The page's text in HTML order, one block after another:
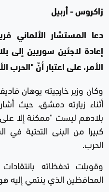
زاكروس - أربيل
دعا المستشار الألماني
إعادة لاجئين سوريين إلى
الأمر، على اعتبار أنّ
وكان وزير خارجيته يوهان
أثناء زيارته دمشق، حيث
بلادهم ليست "ممكنة إلا على
الحرب.
وقوبلت تحفظاته
المحافظين الذي ينتمي إليه